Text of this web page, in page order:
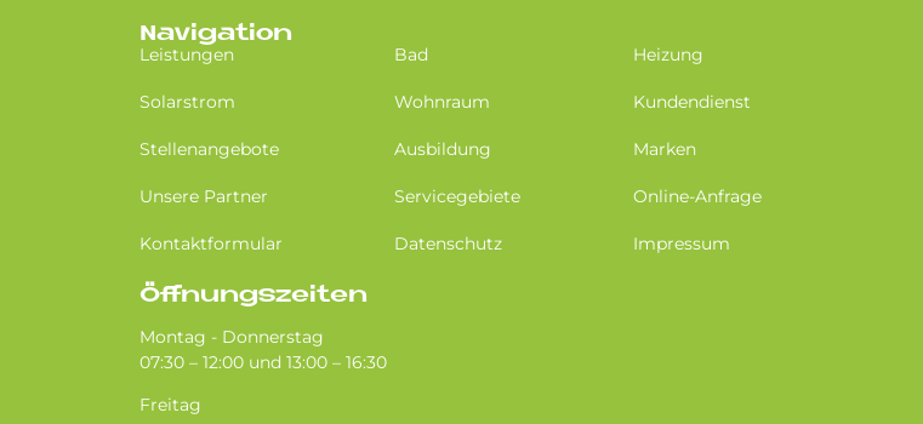
Navigation
Leistungen Bad Heizung
Solarstrom Wohnraum Kundendienst
Stellenangebote Ausbildung Marken
Unsere Partner Servicegebiete Online-Anfrage
Kontaktformular Datenschutz Impressum
Öffnungszeiten
Montag - Donnerstag
07:30 – 12:00 und 13:00 – 16:30
Freitag